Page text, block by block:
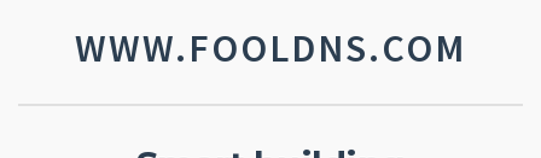
WWW.FOOLDNS.COM